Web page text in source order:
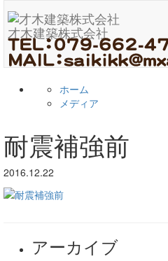
才木建築株式会社
ホーム
メディア
耐震補強前
2016.12.22
アーカイブ